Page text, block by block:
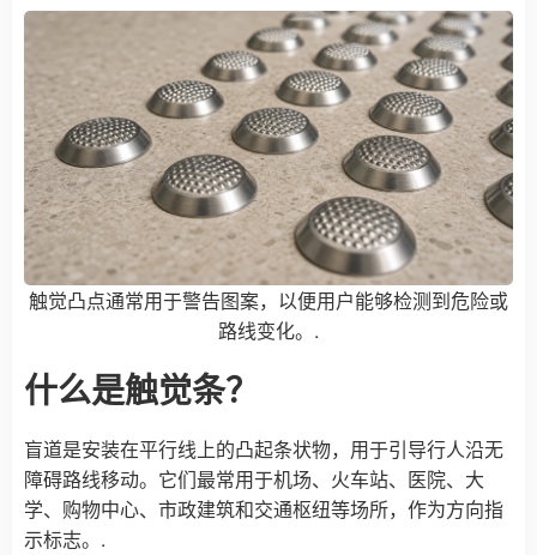
触觉凸点通常用于警告图案，以便用户能够检测到危险或
路线变化。.
什么是触觉条？
盲道是安装在平行线上的凸起条状物，用于引导行人沿无
障碍路线移动。它们最常用于机场、火车站、医院、大
学、购物中心、市政建筑和交通枢纽等场所，作为方向指
示标志。.